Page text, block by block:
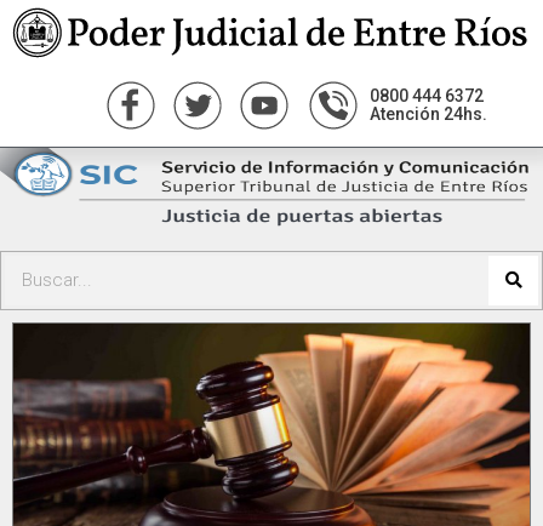
0800 444 6372
Atención 24hs.